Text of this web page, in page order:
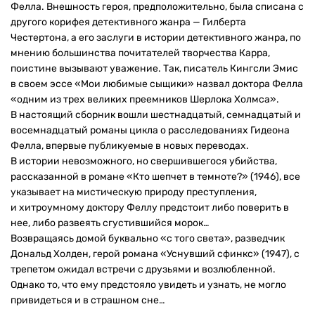
Фелла. Внешность героя, предположительно, была списана с
другого корифея детективного жанра — Гилберта
Честертона, а его заслуги в истории детективного жанра, по
мнению большинства почитателей творчества Карра,
поистине вызывают уважение. Так, писатель Кингсли Эмис
в своем эссе «Мои любимые сыщики» назвал доктора Фелла
«одним из трех великих преемников Шерлока Холмса».
В настоящий сборник вошли шестнадцатый, семнадцатый и
восемнадцатый романы цикла о расследованиях Гидеона
Фелла, впервые публикуемые в новых переводах.
В истории невозможного, но свершившегося убийства,
рассказанной в романе «Кто шепчет в темноте?» (1946), все
указывает на мистическую природу преступления,
и хитроумному доктору Феллу предстоит либо поверить в
нее, либо развеять сгустившийся морок…
Возвращаясь домой буквально «с того света», разведчик
Дональд Холден, герой романа «Уснувший сфинкс» (1947), с
трепетом ожидал встречи с друзьями и возлюбленной.
Однако то, что ему предстояло увидеть и узнать, не могло
привидеться и в страшном сне…